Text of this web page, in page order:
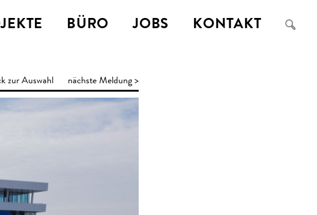
BÜRO JOBS KONTAKT a
zur Auswahl nächste Meldung >